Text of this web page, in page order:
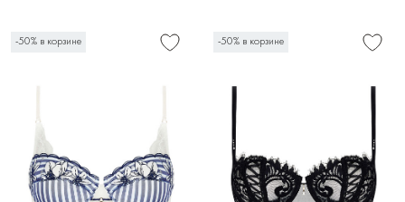
-50% в корзине -50% в корзине